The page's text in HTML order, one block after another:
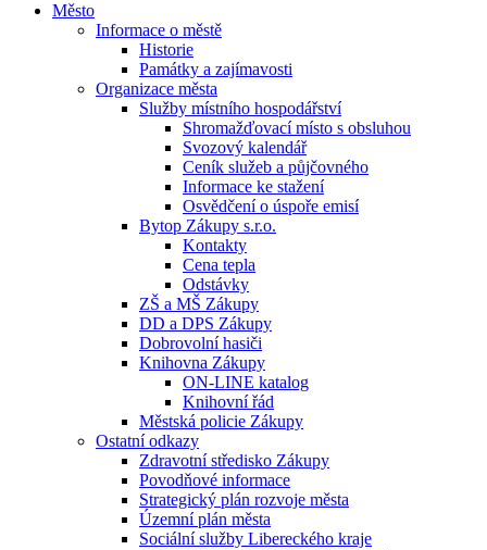
Město
Informace o městě
Historie
Památky a zajímavosti
Organizace města
Služby místního hospodářství
Shromažďovací místo s obsluhou
Svozový kalendář
Ceník služeb a půjčovného
Informace ke stažení
Osvědčení o úspoře emisí
Bytop Zákupy s.r.o.
Kontakty
Cena tepla
Odstávky
ZŠ a MŠ Zákupy
DD a DPS Zákupy
Dobrovolní hasiči
Knihovna Zákupy
ON-LINE katalog
Knihovní řád
Městská policie Zákupy
Ostatní odkazy
Zdravotní středisko Zákupy
Povodňové informace
Strategický plán rozvoje města
Územní plán města
Sociální služby Libereckého kraje